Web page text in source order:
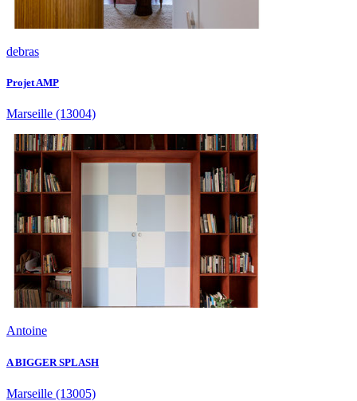
debras
Projet AMP
Marseille (13004)
Antoine
A BIGGER SPLASH
Marseille (13005)